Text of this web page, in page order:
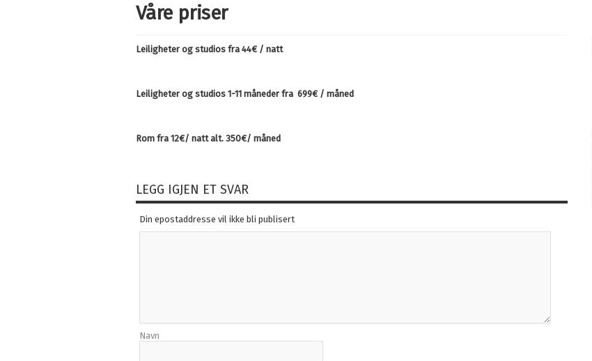
Våre priser
Leiligheter og studios fra 44€ / natt
Leiligheter og studios 1-11 måneder fra 699€ / måned
Rom fra 12€/ natt alt. 350€/ måned
LEGG IGJEN ET SVAR
Din epostaddresse vil ikke bli publisert
Navn